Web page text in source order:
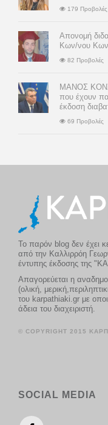
179 Προβολές
Απονομή
Κων/νου
82 Προβολές
ΜΑΝΟΣ
που έχουν
έκδοση
69 Προβολές
Το παρόν blog δεν έχει
από την Καλλιρρόη
έντυπης έκδοσης της
Απαγορεύεται η
(ολική,
του karpathiaki.gr με
άδεια του διαχειριστή.
© COPYRIGHT 2015
SOCIAL MEDIA